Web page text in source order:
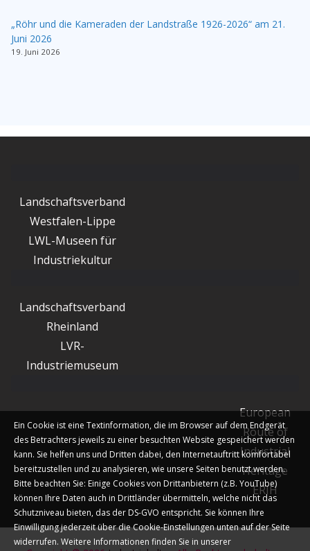
„Röhr und die Kameraden der Landstraße 1926-2026“ am 21.
Juni 2026
19. Juni 2026
Landschaftsverband
Westfalen-Lippe
LWL-Museen für
Industriekultur
Landschaftsverband
Rheinland
LVR-
Industriemuseum
European
Route of
Industrial
Heritage
ERIH
Ein Cookie ist eine Textinformation, die im Browser auf dem Endgerät
des Betrachters jeweils zu einer besuchten Website gespeichert werden
kann. Sie helfen uns und Dritten dabei, den Internetauftritt komfortabel
bereitzustellen und zu analysieren, wie unsere Seiten benutzt werden.
Bitte beachten Sie: Einige Cookies von Drittanbietern (z.B. YouTube)
können Ihre Daten auch in Drittländer übermitteln, welche nicht das
Schutzniveau bieten, das der DS-GVO entspricht. Sie können Ihre
Einwilligung jederzeit über die Cookie-Einstellungen unten auf der Seite
widerrufen. Weitere Informationen finden Sie in unserer